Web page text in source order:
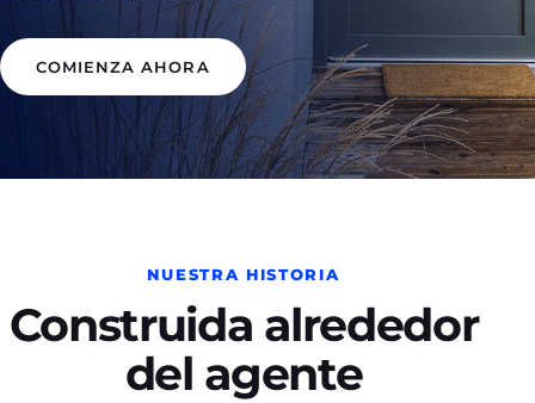
COMIENZA AHORA
NUESTRA HISTORIA
Construida alrededor
del agente